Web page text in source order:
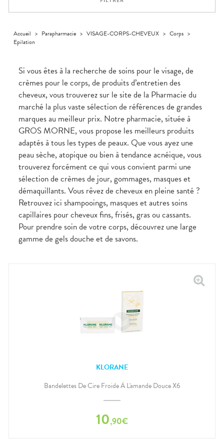
Solaire
Accueil > Parapharmacie > VISAGE-CORPS-CHEVEUX > Corps >
Epilation
Si vous êtes à la recherche de soins pour le visage, de
crèmes pour le corps, de produits d’entretien des
cheveux, vous trouverez sur le site de la Pharmacie du
marché la plus vaste sélection de références de grandes
marques au meilleur prix. Notre pharmacie, située à
GROS MORNE, vous propose les meilleurs produits
adaptés à tous les types de peaux. Que vous ayez une
peau sèche, atopique ou bien à tendance acnéique, vous
trouverez forcément ce qui vous convient parmi une
sélection de crèmes de jour, gommages, masques et
démaquillants. Vous rêvez de cheveux en pleine santé ?
Retrouvez ici shampooings, masques et autres soins
capillaires pour cheveux fins, frisés, gras ou cassants.
Pour prendre soin de votre corps, découvrez une large
gamme de gels douche et de savons.
KLORANE
Bandelettes De Cire Froide À L'amande Douce X6
10,90€